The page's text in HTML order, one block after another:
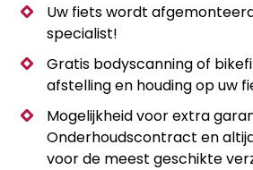
Uw fiets wordt
specialist!
Gratis bodyscanning of
afstelling en houding op uw
Mogelijkheid voor extra
Onderhoudscontract en
voor de meest geschikte